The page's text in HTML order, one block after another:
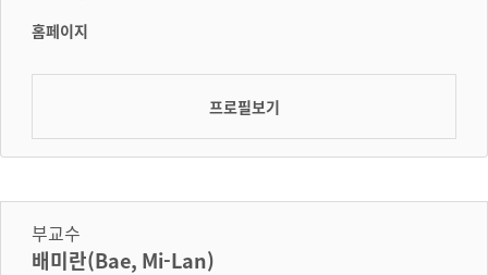
홈페이지
프로필보기
부교수
배미란(Bae, Mi-Lan)